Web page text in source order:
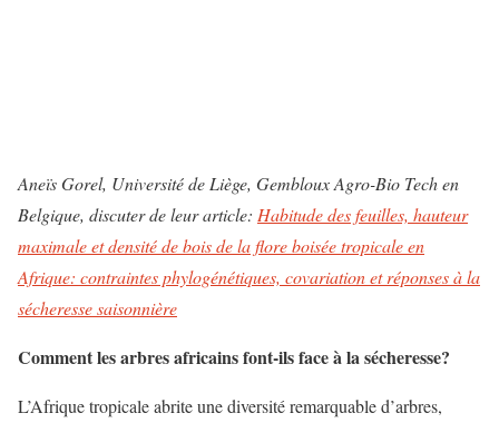
Aneïs Gorel, Université de Liège, Gembloux Agro-Bio Tech en
Belgique, discuter de leur article: Habitude des feuilles, hauteur
maximale et densité de bois de la flore boisée tropicale en
Afrique: contraintes phylogénétiques, covariation et réponses à la
sécheresse saisonnière
Comment les arbres africains font-ils face à la sécheresse?
L’Afrique tropicale abrite une diversité remarquable d’arbres,